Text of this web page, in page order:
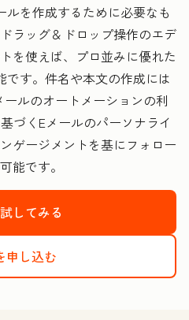
ルを作成するために必要なも
ラッグ＆ドロップ操作のエデ
を使えば、プロ並みに優れた
です。件名や本文の作成には
ルのオートメーションの利
づくEメールのパーソナライ
ゲージメントを基にフォロー
能です。
してみる
申し込む